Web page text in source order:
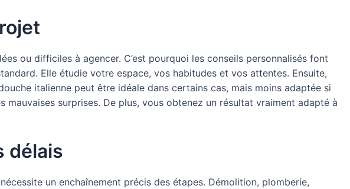
ou difficiles à agencer. C’est pourquoi les conseils personnalisés font
Elle étudie votre espace, vos habitudes et vos attentes. Ensuite,
italienne peut être idéale dans certains cas, mais moins adaptée si
surprises. De plus, vous obtenez un résultat vraiment adapté à
délais
un enchaînement précis des étapes. Démolition, plomberie,